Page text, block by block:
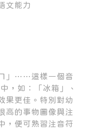
文能力
」……這樣一個音
，如：「冰箱」、
果更佳。特別對幼
高的事物圖像與注
，便可熟習注音符